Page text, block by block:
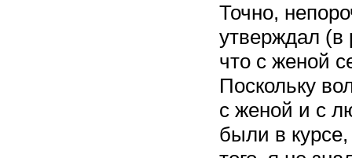
Точно,
утверждал (в
что с женой
Поскольку
с женой и с
были в